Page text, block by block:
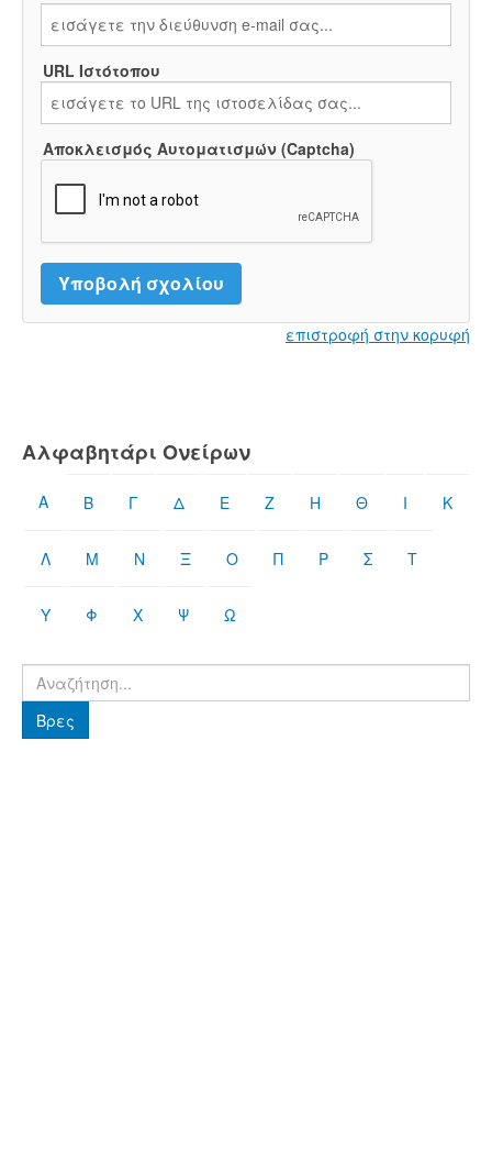
URL Ιστότοπου
Αποκλεισμός Αυτοματισμών (Captcha)
επιστροφή στην κορυφή
Αλφαβητάρι Ονείρων
Α Β Γ Δ Ε Ζ Η Θ Ι Κ
Λ Μ Ν Ξ Ο Π Ρ Σ Τ
Υ Φ Χ Ψ Ω
Βρες
Βρες